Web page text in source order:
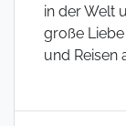
in der Welt
große
und Reisen